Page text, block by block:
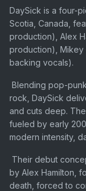
DaySick is a four-
Scotia, Canada,
production), Alex
production), Mikey
backing vocals).
Blending pop-
rock, DaySick
and cuts deep.
fueled by early
modern intensity,
Their debut
by Alex Hamilton,
death, forced to